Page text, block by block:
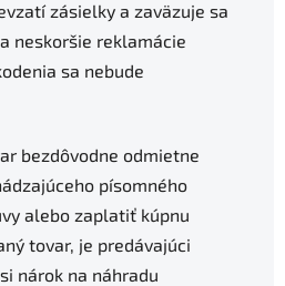
zásielky a zaväzuje sa
neskoršie reklamácie
sa nebude
bezdôvodne odmietne
písomného
alebo zaplatiť kúpnu
tovar, je predávajúci
nárok na náhradu